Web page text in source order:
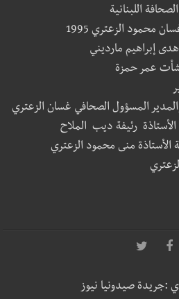
اللبنانية
محمود الزعتري 1995
إبراهيم مارديني
عمر حمزة
المسؤول الصحافي غسان الزعتري
الأستاذة رئيفة ديب الملاح
الأستاذة منى محمود الزعتري
:جريدة صيدونيا نيوز